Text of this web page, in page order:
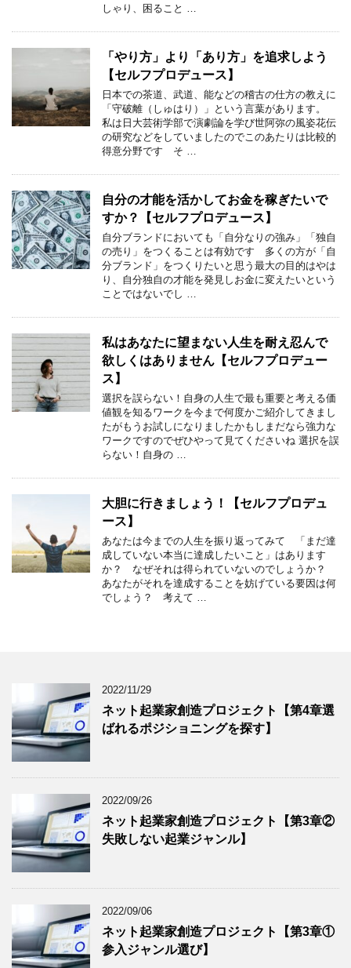
しゃり、困ること …
「やり方」より「あり方」を追求しよう
【セルフプロデュース】
日本での茶道、武道、能などの稽古の仕方の教えに
「守破離（しゅはり）」という言葉があります。
私は日大芸術学部で演劇論を学び世阿弥の風姿花伝
の研究などをしていましたのでこのあたりは比較的
得意分野です そ …
自分の才能を活かしてお金を稼ぎたいで
すか？【セルフプロデュース】
自分ブランドにおいても「自分なりの強み」「独自
の売り」をつくることは有効です 多くの方が「自
分ブランド」をつくりたいと思う最大の目的はやは
り、自分独自の才能を発見しお金に変えたいという
ことではないでし …
私はあなたに望まない人生を耐え忍んで
欲しくはありません【セルフプロデュー
ス】
選択を誤らない！自身の人生で最も重要と考える価
値観を知るワークを今まで何度かご紹介してきまし
たがもうお試しになりましたかもしまだなら強力な
ワークですのでぜひやって見てくださいね 選択を誤
らない！自身の …
大胆に行きましょう！【セルフプロデュ
ース】
あなたは今までの人生を振り返ってみて 「まだ達
成していない本当に達成したいこと」はあります
か？ なぜそれは得られていないのでしょうか？
あなたがそれを達成することを妨げている要因は何
でしょう？ 考えて …
2022/11/29
ネット起業家創造プロジェクト【第4章選
ばれるポジショニングを探す】
2022/09/26
ネット起業家創造プロジェクト【第3章②
失敗しない起業ジャンル】
2022/09/06
ネット起業家創造プロジェクト【第3章①
参入ジャンル選び】